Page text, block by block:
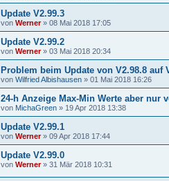
Update V2.99.3
von Werner» 08 Mai 2018 17:05
Update V2.99.2
von Werner» 03 Mai 2018 20:34
Problem beim Update von V2.98.8 auf
von Wilfried Albishausen » 01 Mai 2018 16:26
24-h Anzeige Max-Min Werte aber nur
von MichaGreen » 19 Apr 2018 13:38
Update V2.99.1
von Werner» 09 Apr 2018 17:44
Update V2.99.0
von Werner» 31 Mär 2018 10:31